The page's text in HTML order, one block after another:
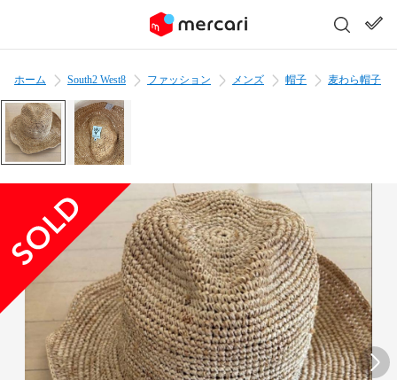
ホーム South2 West8 ファッション メンズ 帽子 麦わら帽子